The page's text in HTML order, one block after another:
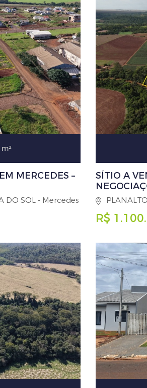
MERCEDES –
DO SOL - Mercedes
SÍTIO A
R$